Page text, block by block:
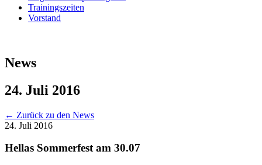
Trainingszeiten
Vorstand
News
24. Juli 2016
← Zurück zu den News
24. Juli 2016
Hellas Sommerfest am 30.07